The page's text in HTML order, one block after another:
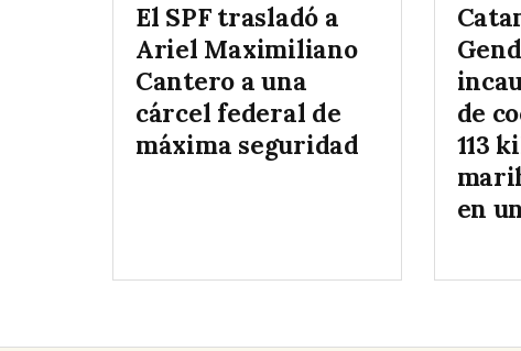
El SPF trasladó a
Ariel Maximiliano
Cantero a una
cárcel federal de
máxima seguridad
de
113
en